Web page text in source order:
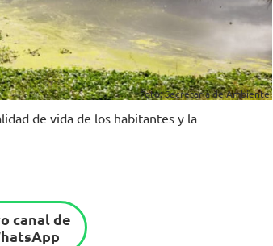
Foto: Secretaría de Ambiente.
de vida de los habitantes y la
canal de